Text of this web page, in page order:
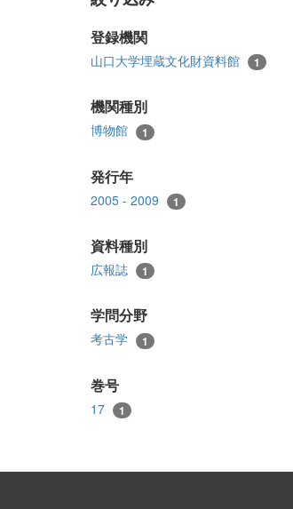
登録機関
山口大学埋蔵文化財資料館 1
機関種別
博物館 1
発行年
2005 - 2009 1
資料種別
広報誌 1
学問分野
考古学 1
巻号
17 1